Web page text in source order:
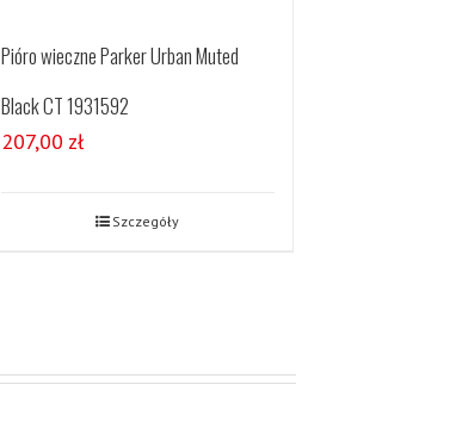
Pióro wieczne Parker Urban Muted
Black CT 1931592
207,00 zł
Szczegóły